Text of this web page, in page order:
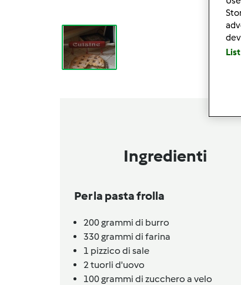
Ingredienti
Per la pasta frolla
200grammi di burro
330grammi di farina
1 pizzico di sale
2tuorli d'uovo
100grammi di zucchero a velo